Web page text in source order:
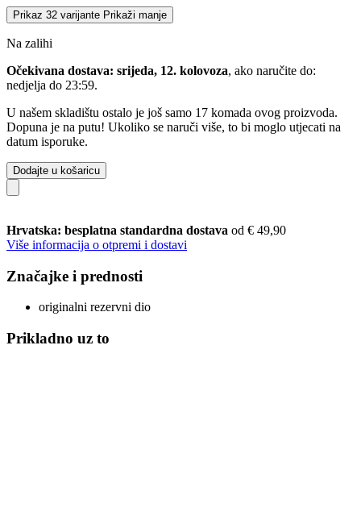
Prikaz 32 varijante Prikaži manje
Na zalihi
Očekivana dostava: srijeda, 12. kolovoza, ako naručite do:
nedjelja do 23:59.
U našem skladištu ostalo je još samo 17 komada ovog proizvoda.
Dopuna je na putu! Ukoliko se naruči više, to bi moglo utjecati na
datum isporuke.
Dodajte u košaricu
Hrvatska: besplatna standardna dostava od € 49,90
Više informacija o otpremi i dostavi
Značajke i prednosti
originalni rezervni dio
Prikladno uz to